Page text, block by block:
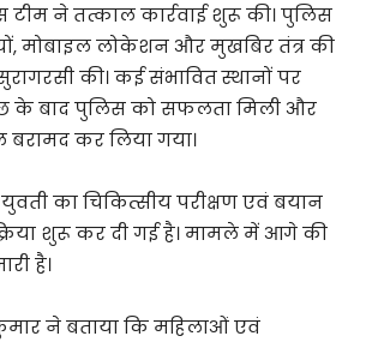
ने तत्काल कार्रवाई शुरू की। पुलिस
मोबाइल लोकेशन और मुखबिर तंत्र की
की। कई संभावित स्थानों पर
के बाद पुलिस को सफलता मिली और
कर लिया गया।
का चिकित्सीय परीक्षण एवं बयान
शुरू कर दी गई है। मामले में आगे की
है।
ने बताया कि महिलाओं एवं